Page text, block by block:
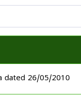
dated 26/05/2010